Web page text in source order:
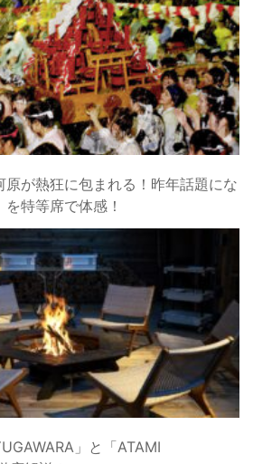
原が熱狂に包まれる！昨年話題にな
特等席で体感！
」と「ATAMI